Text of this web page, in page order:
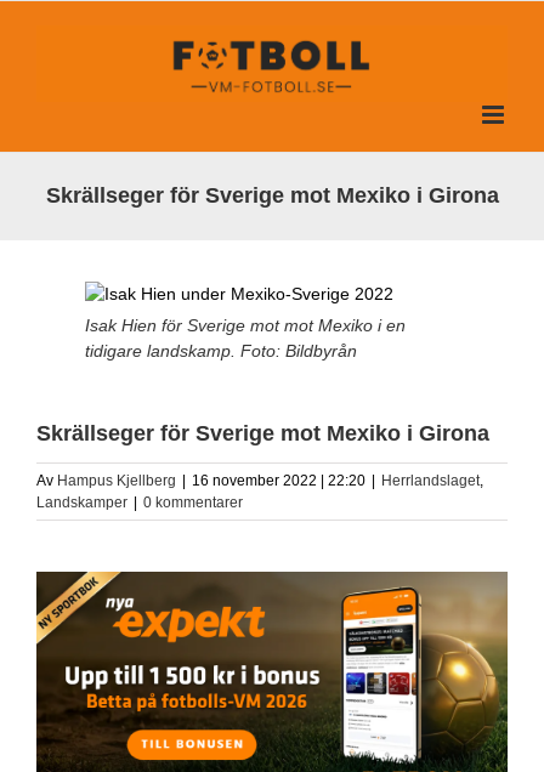
Skrällseger för Sverige mot Mexiko i Girona
Isak Hien för Sverige mot mot Mexiko i en
tidigare landskamp. Foto: Bildbyrån
Skrällseger för Sverige mot Mexiko i Girona
Av Hampus Kjellberg | 16 november 2022 | 22:20 | Herrlandslaget,
Landskamper | 0 kommentarer